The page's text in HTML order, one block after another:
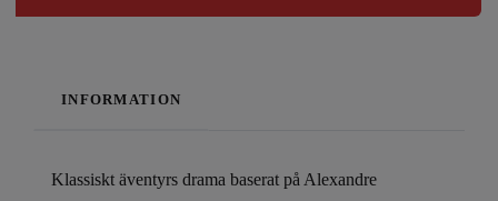
INFORMATION
Klassiskt äventyrs drama baserat på Alexandre